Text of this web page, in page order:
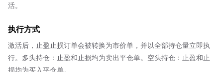
活。
执行方式
激活后，止盈止损订单会被转换为市价单，并以全部持仓量立即执
行。多头持仓：止盈和止损均为卖出平仓单。空头持仓：止盈和止
损均为买入平仓单。